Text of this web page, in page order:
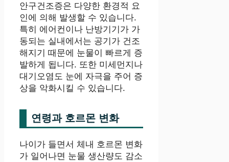
안구건조증은 다양한 환경적 요
인에 의해 발생할 수 있습니다.
특히 에어컨이나 난방기기가 가
동되는 실내에서는 공기가 건조
해지기 때문에 눈물이 빠르게 증
발하게 됩니다. 또한 미세먼지나
대기오염도 눈에 자극을 주어 증
상을 악화시킬 수 있습니다.
연령과 호르몬 변화
나이가 들면서 체내 호르몬 변화
가 일어나면 눈물 생산량도 감소